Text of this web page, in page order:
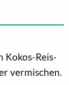
Kokos-Reis-
vermischen.